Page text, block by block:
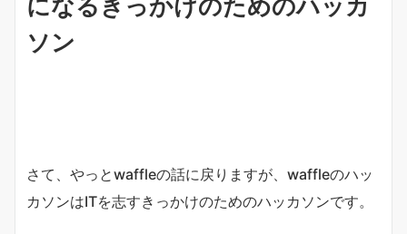
になるきっかけのためのハッカ
ソン
さて、やっとwaffleの話に戻りますが、waffleのハッ
カソンはITを志すきっかけのためのハッカソンです。